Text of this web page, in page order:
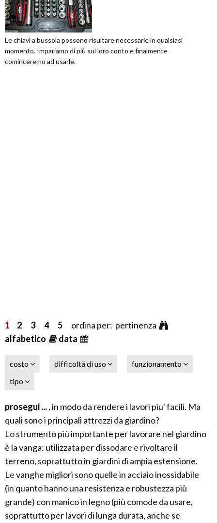
Le chiavi a bussola possono risultare necessarie in qualsiasi
momento. Impariamo di più sul loro conto e finalmente
cominceremo ad usarle.
1 2 3 4 5 ordina per: pertinenza
alfabetico
data
costo difficoltà di uso
funzionamento
tipo
prosegui ..., in modo da rendere i lavori piu' facili. Ma
quali sono i principali attrezzi da giardino?
Lo strumento più importante per lavorare nel giardino
è la vanga: utilizzata per dissodare e rivoltare il
terreno, soprattutto in giardini di ampia estensione.
Le vanghe migliori sono quelle in acciaio inossidabile
(in quanto hanno una resistenza e robustezza più
grande) con manico in legno (più comode da usare,
soprattutto per lavori di lunga durata, anche se